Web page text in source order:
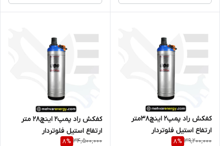
کفکش راد پمپ2 اینچ38متر
ارتفاع استیل فلوتردار
39,200,000
8%
کفکش راد پمپ2 اینچ28 متر
ارتفاع استیل فلوتردار
34,500,000
8%